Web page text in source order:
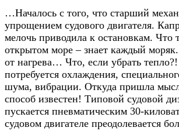
…Началось с того, что старший
упрощением судового двигателя.
мелочь приводила к остановкам. Что
открытом море – знает каждый
от нагрева… Что, если убрать
потребуется охлаждения,
шума, вибрации. Откуда пришла
способ известен! Типовой судовой
пускается пневматическим 30-
судовом двигателе преодолевается